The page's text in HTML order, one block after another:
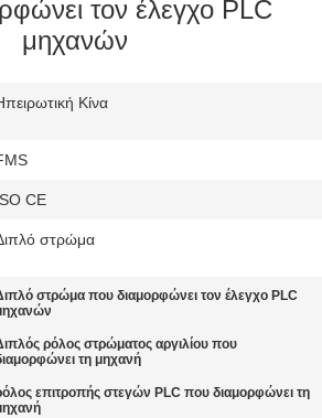
τον έλεγχο PLC
μηχανών
Κίνα
CE
στρώμα
στρώμα που διαμορφώνει τον έλεγχο PLC
ρόλος στρώματος αργιλίου που
τη μηχανή
επιτροπής στεγών PLC που διαμορφώνει τη